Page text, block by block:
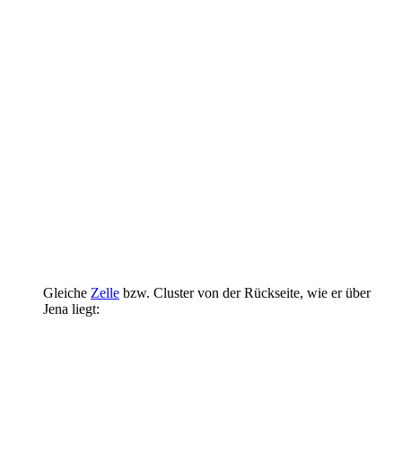
Gleiche Zelle bzw. Cluster von der Rückseite, wie er über
Jena liegt: